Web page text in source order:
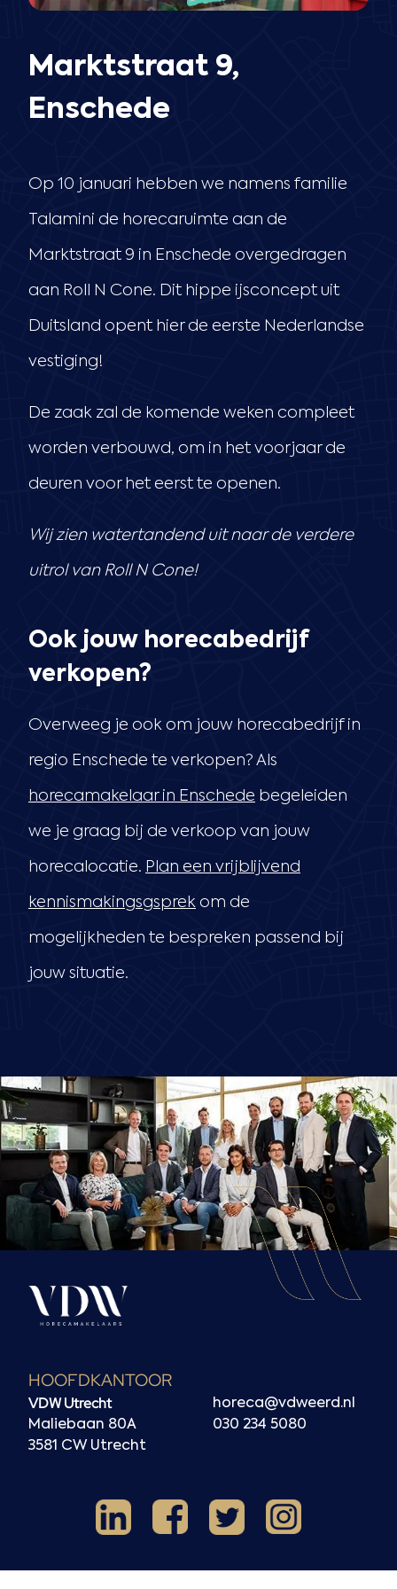
Marktstraat 9,
Enschede
Op 10 januari hebben we namens familie
Talamini de horecaruimte aan de
Marktstraat 9 in Enschede overgedragen
aan Roll N Cone. Dit hippe ijsconcept uit
Duitsland opent hier de eerste Nederlandse
vestiging!
De zaak zal de komende weken compleet
worden verbouwd, om in het voorjaar de
deuren voor het eerst te openen.
Wij zien watertandend uit naar de verdere
uitrol van Roll N Cone!
Ook jouw horecabedrijf
verkopen?
Overweeg je ook om jouw horecabedrijf in
regio Enschede te verkopen? Als
horecamakelaar in Enschede begeleiden
we je graag bij de verkoop van jouw
horecalocatie. Plan een vrijblijvend
kennismakingsgsprek om de
mogelijkheden te bespreken passend bij
jouw situatie.
HOOFDKANTOOR
VDW Utrecht
Maliebaan 80A
3581 CW Utrecht
horeca@vdweerd.nl
030 234 5080
LinkedInFacebook
X Instagram